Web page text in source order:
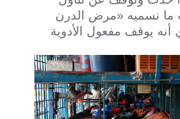
ما نسميه «مرض الدرن
أنه يوقف مفعول الأدوية